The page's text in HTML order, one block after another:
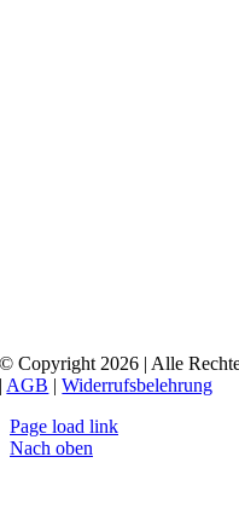
© Copyright 2026 | Alle
| AGB |Widerrufsbelehrung
Page load link
Nach oben